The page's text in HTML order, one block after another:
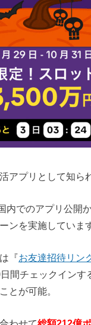
アプリとして知ら
内でのアプリ公開
ンを実施していま
『お友達招待リン
間チェックインす
とが可能。